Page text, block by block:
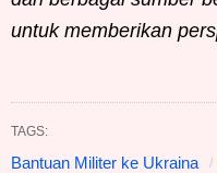
untuk memberikan
TAGS:
Bantuan Militer ke Ukraina